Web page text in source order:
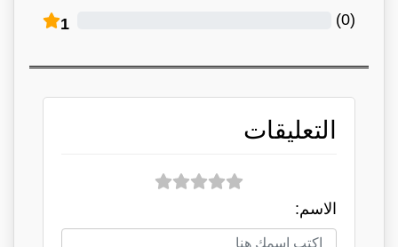
1
(
0
)
التعليقات
الاسم: